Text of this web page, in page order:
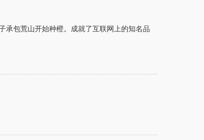
承包荒山开始种橙。成就了互联网上的知名品